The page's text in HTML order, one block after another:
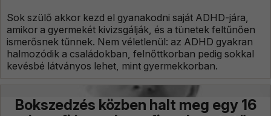
Sok szülő akkor kezd el gyanakodni saját ADHD-jára,
amikor a gyermekét kivizsgálják, és a tünetek feltűnően
ismerősnek tűnnek. Nem véletlenül: az ADHD gyakran
halmozódik a családokban, felnőttkorban pedig sokkal
kevésbé látványos lehet, mint gyermekkorban.
Bokszedzés közben halt meg egy 16